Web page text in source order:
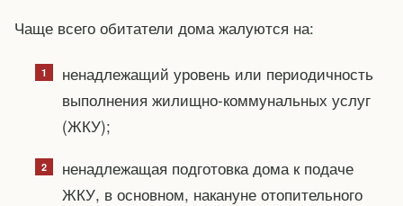
Чаще всего обитатели дома жалуются на:
ненадлежащий уровень или периодичность
выполнения жилищно-коммунальных услуг
(ЖКУ);
ненадлежащая подготовка дома к подаче
ЖКУ, в основном, накануне отопительного